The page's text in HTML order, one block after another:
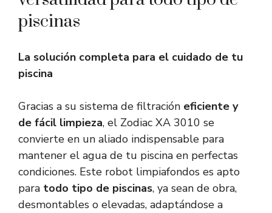
piscinas
La solución completa para el cuidado de tu
piscina
Gracias a su sistema de filtración eficiente y
de fácil limpieza, el Zodiac XA 3010 se
convierte en un aliado indispensable para
mantener el agua de tu piscina en perfectas
condiciones. Este robot limpiafondos es apto
para todo tipo de piscinas, ya sean de obra,
desmontables o elevadas, adaptándose a